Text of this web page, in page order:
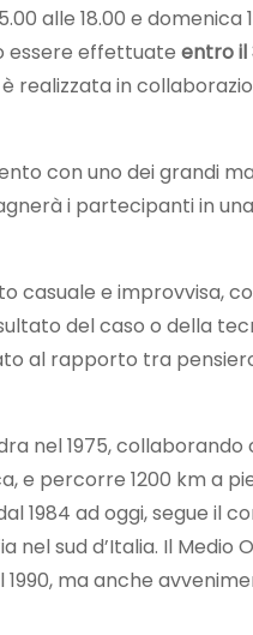
alle 18.00 e domenica
essere effettuate entro il
è realizzata in
con uno dei grandi
i partecipanti in
casuale e improvvisa,
del caso o della
al rapporto tra
nel 1975, collaborando
e percorre 1200 km
1984 ad oggi, segue
sud d’Italia. Il
ma anche